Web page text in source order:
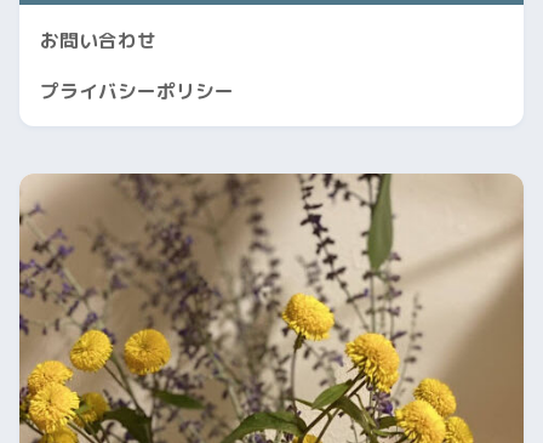
お問い合わせ
プライバシーポリシー